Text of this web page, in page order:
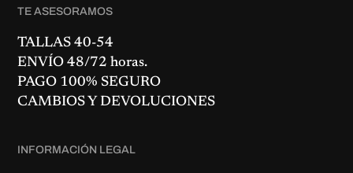
TE ASESORAMOS
TALLAS 40-54
ENVÍO 48/72 horas.
PAGO 100% SEGURO
CAMBIOS Y DEVOLUCIONES
INFORMACIÓN LEGAL